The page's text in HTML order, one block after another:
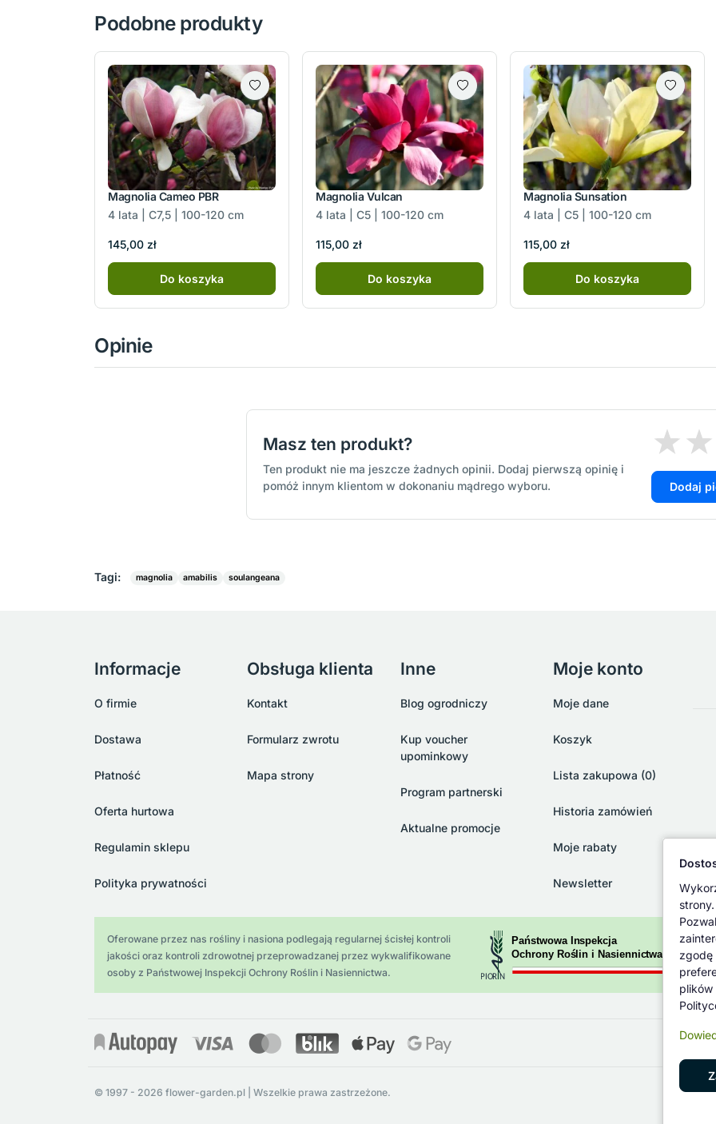
Podobne produkty
Magnolia Cameo PBR
4 lata | C7,5 | 100-120 cm
145,00 zł
Do koszyka
Magnolia Vulcan
4 lata | C5 | 100-120 cm
115,00 zł
Do koszyka
Magnolia Sunsation
4 lata | C5 | 100-120 cm
115,00 zł
Do koszyka
Opinie
Masz ten produkt?
Ten produkt nie ma jeszcze żadnych opinii. Dodaj pierwszą opinię i
pomóż innym klientom w dokonaniu mądrego wyboru.
Dodaj
Tagi: magnolia amabilis soulangeana
Informacje
O firmie
Dostawa
Płatność
Oferta hurtowa
Regulamin sklepu
Polityka prywatności
Obsługa klienta
Kontakt
Formularz zwrotu
Mapa strony
Inne
Blog ogrodniczy
Kup voucher
upominkowy
Program partnerski
Aktualne promocje
Moje konto
Moje dane
Koszyk
Lista zakupowa (0)
Historia zamówień
Moje rabaty
Newsletter
Oferowane przez nas rośliny i nasiona podlegają regularnej ścisłej kontroli
jakości oraz kontroli zdrowotnej przeprowadzanej przez wykwalifikowane
osoby z Państwowej Inspekcji Ochrony Roślin i Nasiennictwa.
© 1997 - 2026 flower-garden.pl | Wszelkie prawa zastrzeżone.
zgodę
plików